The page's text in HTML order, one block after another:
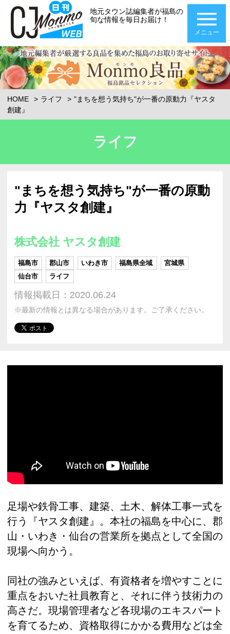
地元タウン誌編集者が福島の
旬な情報を毎日お届け！
メニュー
HOME ライフ
"まちを想う気持ち"が一番の原動力『ヤスタ
創建』
ライフ
"まちを想う気持ち"が一番の原動
力『ヤスタ創建』
株式会社 ヤスタ創建
福島市 郡山市 いわき市 福島県全域
宮城県
仙台市
ライフ
情報掲載日：2020.06.24
※最新の情報とは異なる場合があります。ご了承ください。
足場や鉄骨工事、建築、土木、解体工事一式を
行う『ヤスタ創建』。本社の福島を中心に、郡
山・いわき・仙台の営業所を拠点として全国の
現場へ向かう。
同社の強みといえば、有資格者を増やすことに
重点をおいた社員教育と、それに伴う技術力の
高さだ。現場管理者など各現場のエキスパート
を育てるため、資格取得にかかる費用などは全